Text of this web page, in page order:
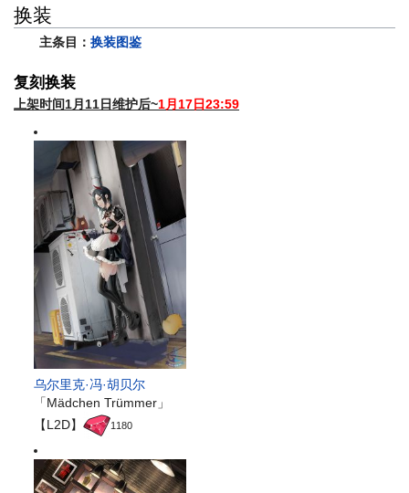
换装
主条目： 换装图鉴
复刻换装
上架时间1月11日维护后~1月17日23:59
乌尔里克·冯·胡贝尔
「Mädchen Trümmer」
【L2D】
1180